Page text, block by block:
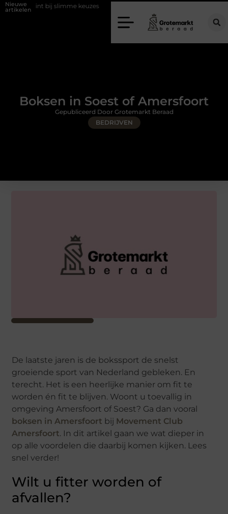
Nieuwe
artikelen
slimme keuzes Waarom kiezen voor een rijschool in Utrecht?
Boksen in Soest of Amersfoort
BEDRIJVEN
Gepubliceerd Door Grotemarkt Beraad
De laatste jaren is de bokssport de snelst
groeiende sport van Nederland gebleken. En
terecht. Het is een heerlijke manier om fit te
worden én fit te blijven. Woont u toevallig in
omgeving Amersfoort of Soest? Ga dan vooral
boksen in Amersfoort bij Movement Club
Amersfoort. In dit artikel gaan we wat dieper in
op alle voordelen die daarbij komen kijken. Lees
snel verder!
Wilt u fitter worden of
afvallen?